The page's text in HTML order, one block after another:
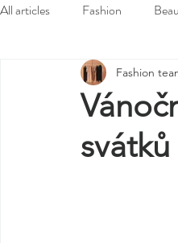
All articles Fashion
svátků
Fashion